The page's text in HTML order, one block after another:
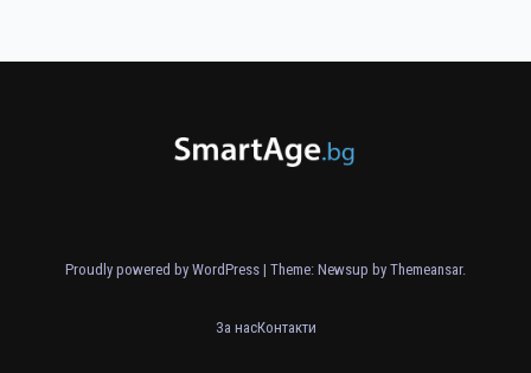
Proudly powered by WordPress | Theme: Newsup by Themeansar.
За насКонтакти